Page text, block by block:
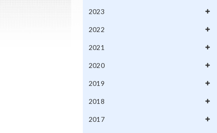
2023
2022
2021
2020
2019
2018
2017